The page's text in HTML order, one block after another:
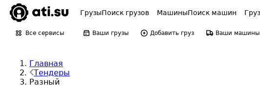
ГрузыПоиск грузов МашиныПоиск машин
Все сервисы Ваши грузы Добавить груз Ваши машины
Главная
Тендеры
Разный